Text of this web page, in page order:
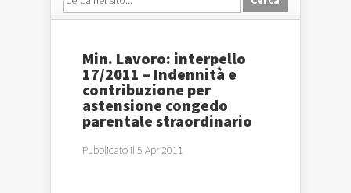
Min. Lavoro: interpello
17/2011 – Indennità e
contribuzione per
astensione congedo
parentale straordinario
Pubblicato il 5 Apr 2011